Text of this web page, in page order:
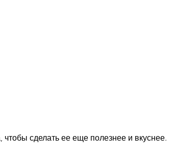
чтобы сделать ее еще полезнее и вкуснее.